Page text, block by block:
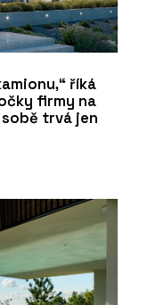
říká
firmy na
trvá jen